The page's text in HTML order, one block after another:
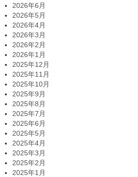
2026年6月
2026年5月
2026年4月
2026年3月
2026年2月
2026年1月
2025年12月
2025年11月
2025年10月
2025年9月
2025年8月
2025年7月
2025年6月
2025年5月
2025年4月
2025年3月
2025年2月
2025年1月